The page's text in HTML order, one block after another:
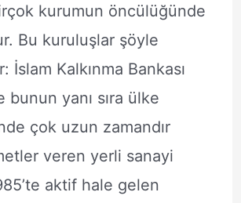
kurumun öncülüğünde
Bu kuruluşlar şöyle
İslam Kalkınma Bankası
bunun yanı sıra ülke
çok uzun zamandır
veren yerli sanayi
aktif hale gelen